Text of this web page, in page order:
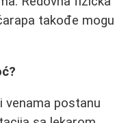
takođe mogu
venama postanu